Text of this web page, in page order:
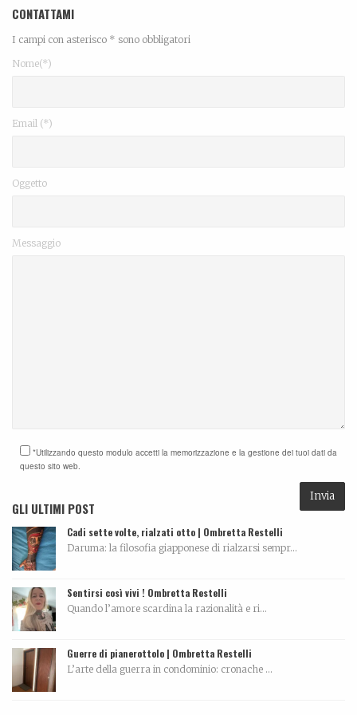
CONTATTAMI
I campi con asterisco * sono obbligatori
Nome(*)
Email (*)
Oggetto
Messaggio
*Utilizzando questo modulo accetti la memorizzazione e la gestione dei tuoi dati da
questo sito web.
GLI ULTIMI POST
Cadi sette volte, rialzati otto | Ombretta Restelli
Daruma: la filosofia giapponese di rialzarsi sempr...
Sentirsi così vivi ! Ombretta Restelli
Quando l’amore scardina la razionalità e ri...
Guerre di pianerottolo | Ombretta Restelli
L’arte della guerra in condominio: cronache ...